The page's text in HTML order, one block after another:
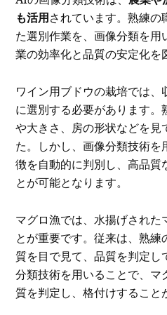
も活用されています。熟練
た選別作業を、画像分類を
業の効率化と品質の安定化を
ワイン用ブドウの栽培では、
に選別する必要があります
や大きさ、房の形状などを見
た。しかし、画像分類技術
徴を自動的に判別し、高品質
とが可能となります。
マグロ漁では、水揚げされた
とが重要です。従来は、熟
質を目で見て、品質を判定
分類技術を用いることで、マ
質を判定し、格付けすること